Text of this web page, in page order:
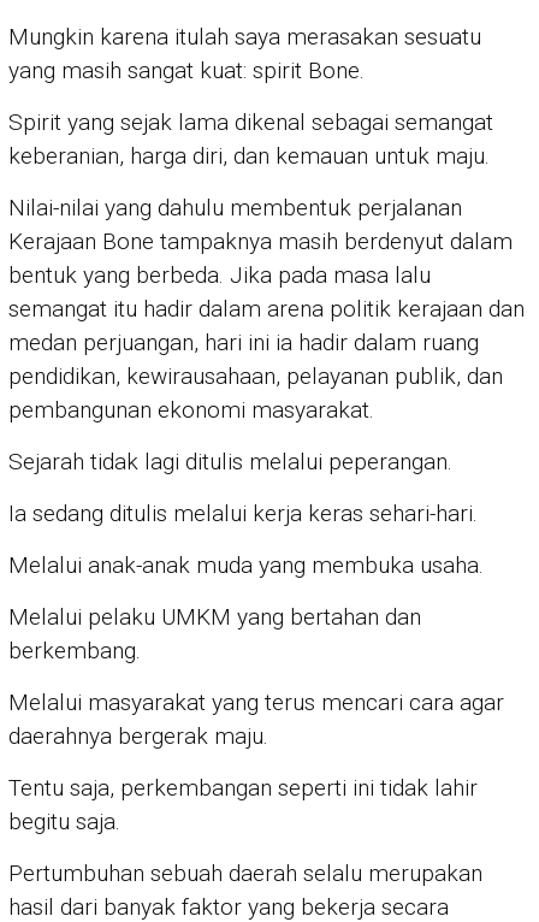
Mungkin karena itulah saya merasakan sesuatu
yang masih sangat kuat: spirit Bone.
Spirit yang sejak lama dikenal sebagai semangat
keberanian, harga diri, dan kemauan untuk maju.
Nilai-nilai yang dahulu membentuk perjalanan
Kerajaan Bone tampaknya masih berdenyut dalam
bentuk yang berbeda. Jika pada masa lalu
semangat itu hadir dalam arena politik kerajaan dan
medan perjuangan, hari ini ia hadir dalam ruang
pendidikan, kewirausahaan, pelayanan publik, dan
pembangunan ekonomi masyarakat.
Sejarah tidak lagi ditulis melalui peperangan.
Ia sedang ditulis melalui kerja keras sehari-hari.
Melalui anak-anak muda yang membuka usaha.
Melalui pelaku UMKM yang bertahan dan
berkembang.
Melalui masyarakat yang terus mencari cara agar
daerahnya bergerak maju.
Tentu saja, perkembangan seperti ini tidak lahir
begitu saja.
Pertumbuhan sebuah daerah selalu merupakan
hasil dari banyak faktor yang bekerja secara